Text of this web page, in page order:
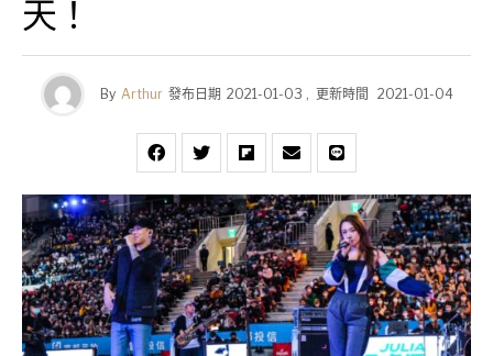
天！
By Arthur 發布日期 2021-01-03 , 更新時間 2021-01-04